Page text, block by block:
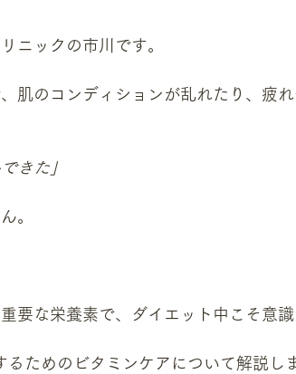
ニックの市川です。
肌のコンディションが乱れたり、疲
きた」
。
要な栄養素で、ダイエット中こそ意
るためのビタミンケアについて解説し